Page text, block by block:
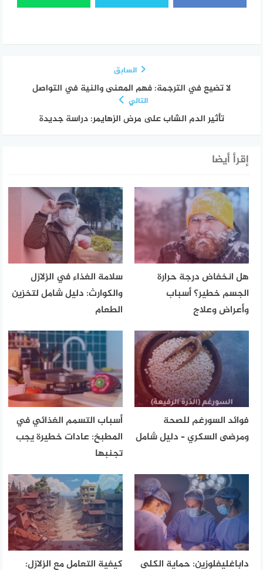
السابق
لا تضيع في الترجمة: فهم المعنى والنية في التواصل
التالي
تأثير الدم الشاب على مرض الزهايمر: دراسة جديدة
إقرأ أيضا
هل انخفاض درجة حرارة
الجسم خطير؟ أسباب
وأعراض وعلاج
سلامة الغذاء في الزلازل
والكوارث: دليل شامل لتخزين
الطعام
فوائد السورغم للصحة
ومرضى السكري – دليل شامل
أسباب التسمم الغذائي في
المطبخ: عادات خطيرة يجب
تجنبها
داباغليفلوزين: حماية الكلى
كيفية التعامل مع الزلازل: